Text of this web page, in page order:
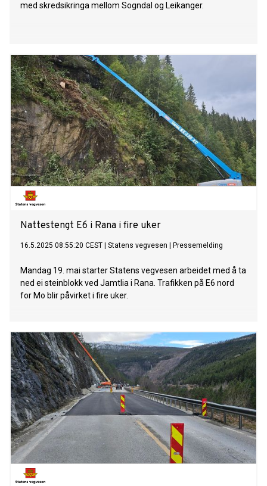
med skredsikringa mellom Sogndal og Leikanger.
Nattestengt E6 i Rana i fire uker
16.5.2025 08:55:20 CEST Statens vegvesen Pressemelding
Mandag 19. mai starter Statens vegvesen arbeidet med å ta
ned ei steinblokk ved Jamtlia i Rana. Trafikken på E6 nord
for Mo blir påvirket i fire uker.